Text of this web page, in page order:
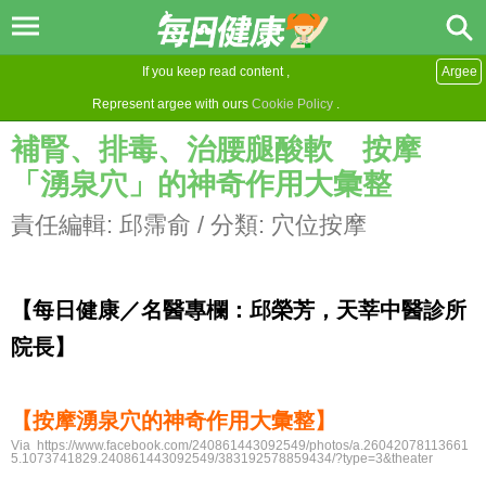
If you keep read content ,
Represent argee with ours Cookie Policy .
Argee
補腎、排毒、治腰腿酸軟 按摩
「湧泉穴」的神奇作用大彙整
責任編輯: 邱霈俞 / 分類: 穴位按摩
【每日健康／名醫專欄：邱榮芳，天莘中醫診所
院長】
【按摩湧泉穴的神奇作用大彙整】
Via https://www.facebook.com/240861443092549/photos/a.26042078113661
5.1073741829.240861443092549/383192578859434/?type=3&theater